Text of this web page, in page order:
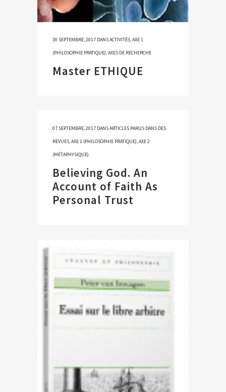
30 SEPTEMBRE, 2017 DANSACTIVITÉS,AXE 1
(PHILOSOPHIE PRATIQUE),AXES DE RECHERCHE
Master ETHIQUE
07 SEPTEMBRE, 2017 DANSARTICLES PARUS DANS DES
REVUES,AXE 1 (PHILOSOPHIE PRATIQUE),AXE 2
(MÉTAPHYSIQUE)
Believing God. An
Account of Faith As
Personal Trust